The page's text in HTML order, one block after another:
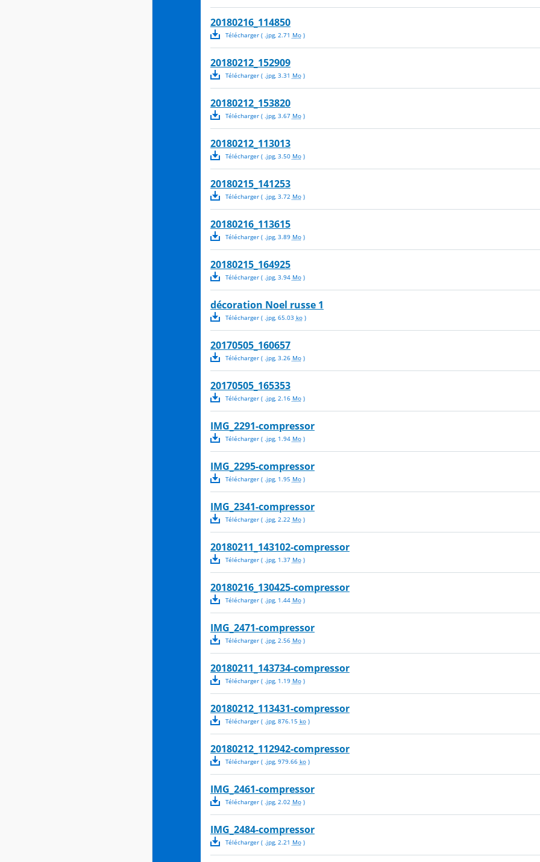
20180216_114850
Télécharger( .jpg, 2.71 Mo)
20180212_152909
Télécharger( .jpg, 3.31 Mo)
20180212_153820
Télécharger( .jpg, 3.67 Mo)
20180212_113013
Télécharger( .jpg, 3.50 Mo)
20180215_141253
Télécharger( .jpg, 3.72 Mo)
20180216_113615
Télécharger( .jpg, 3.89 Mo)
20180215_164925
Télécharger( .jpg, 3.94 Mo)
décoration Noel russe 1
Télécharger( .jpg, 65.03 ko)
20170505_160657
Télécharger( .jpg, 3.26 Mo)
20170505_165353
Télécharger( .jpg, 2.16 Mo)
IMG_2291-compressor
Télécharger( .jpg, 1.94 Mo)
IMG_2295-compressor
Télécharger( .jpg, 1.95 Mo)
IMG_2341-compressor
Télécharger( .jpg, 2.22 Mo)
20180211_143102-compressor
Télécharger( .jpg, 1.37 Mo)
20180216_130425-compressor
Télécharger( .jpg, 1.44 Mo)
IMG_2471-compressor
Télécharger( .jpg, 2.56 Mo)
20180211_143734-compressor
Télécharger( .jpg, 1.19 Mo)
20180212_113431-compressor
Télécharger( .jpg, 876.15 ko)
20180212_112942-compressor
Télécharger( .jpg, 979.66 ko)
IMG_2461-compressor
Télécharger( .jpg, 2.02 Mo)
IMG_2484-compressor
Télécharger( .jpg, 2.21 Mo)